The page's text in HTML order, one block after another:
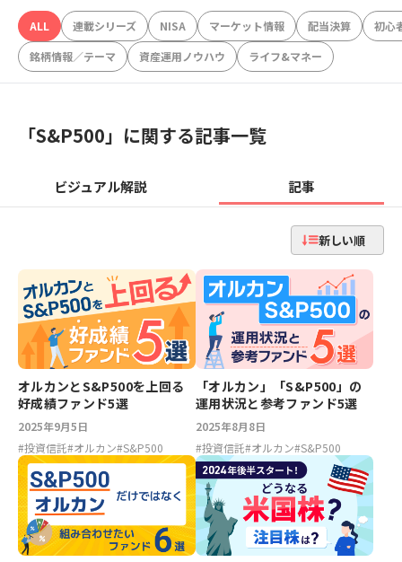
ALL 連載シリーズ NISA マーケット情報 配当決算
初心
銘柄情報／テーマ
資産運用ノウハウ ライフ&マネー
「S&P500」に関する記事一覧
ビジュアル解説 記事
新しい順
オルカンとS&P500を上回る
好成績ファンド5選
2025年9月5日
#投資信託#オルカン#S&P500
「オルカン」「S&P500」の
運用状況と参考ファンド5選
2025年8月8日
#投資信託#オルカン#S&P500